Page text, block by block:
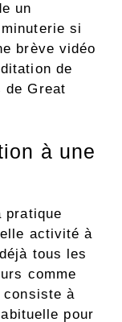
un
si
brève vidéo
de
de Great
à une
pratique
activité à
tous les
comme
consiste à
pour